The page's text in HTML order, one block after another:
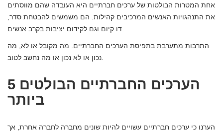
אחת המטרות הבולטות של ערכים חברתיים היא העובדה שהם מווסתים
את התנהגויות האנשים המרכיבים קהילות. הם משמשים להבטחת סדר,
התרבות מתערבת בתפיסת הערכים החברתיים. מה מקובל או לא, מה
5 הערכים החברתיים הבולטים
ביותר
הערנו כי ערכים חברתיים עשויים להיות שונים מחברה לחברה אחרת, אך